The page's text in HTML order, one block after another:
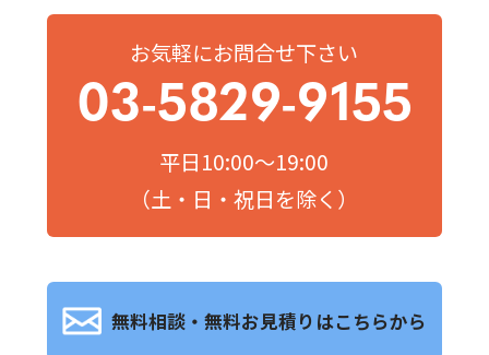
お気軽にお問合せ下さい
03-5829-9155
平日10:00～19:00
（土・日・祝日を除く）
無料相談・無料お見積りはこちらから